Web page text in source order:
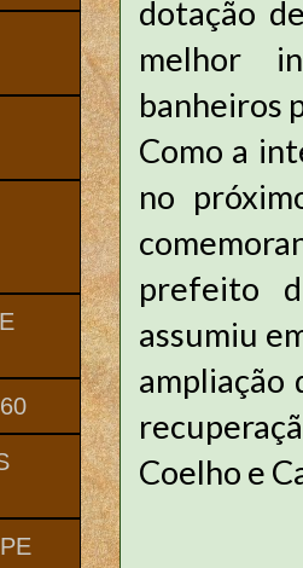
dotação
melhor
banheiros
Como a
no
prefeito
assumiu
ampliação
Coelho e